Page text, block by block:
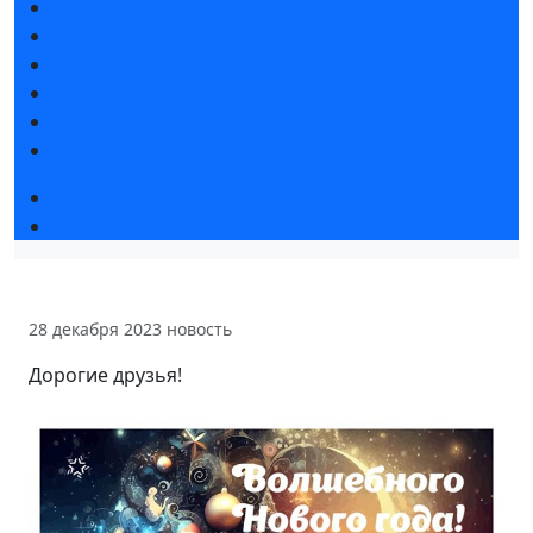
28 декабря 2023 новость
Дорогие друзья!